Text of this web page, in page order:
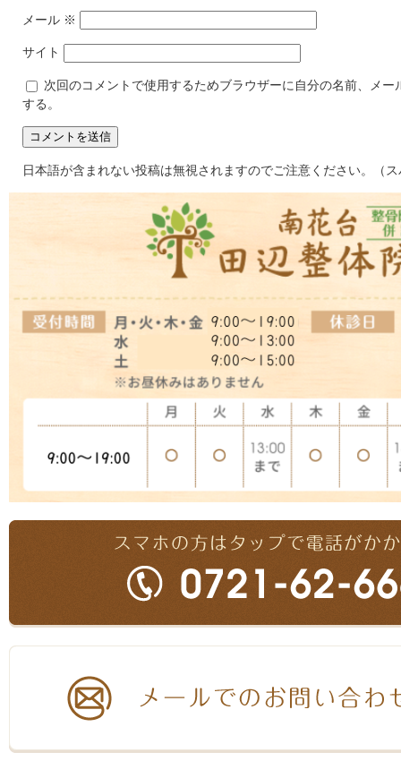
メール ※
サイト
次回のコメントで使用するためブラウザーに自分の名前、メー
する。
日本語が含まれない投稿は無視されますのでご注意ください。（